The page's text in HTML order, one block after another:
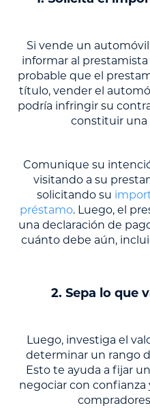
Si vende un
informar al
probable que el
título, vender el
podría infringir su
constituir una
Comunique su
visitando a su
solicitando su
préstamo. Luego, el
una declaración de
cuánto debe aún,
2. Sepa lo que
Luego, investiga el
determinar un rango
Esto te ayuda a fijar
negociar con confianza